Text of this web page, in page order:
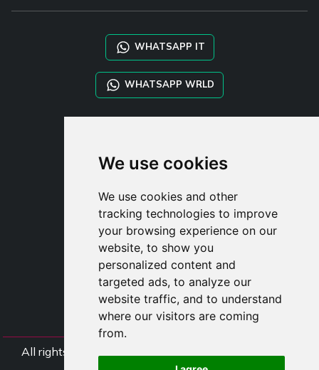
We use cookies
We use cookies and other
tracking technologies to improve
your browsing experience on our
website, to show you
personalized content and
targeted ads, to analyze our
website traffic, and to understand
where our visitors are coming
from.
WHATSAPP IT
WHATSAPP WRLD
TAYLOR MADE ORDERS
UŽIVATE
ZAREGISTROVA
PŘIHLÁSIT S
NÁKUPNÍ KOŠÍ
All rights Styliafoe s.r.l. © 2025 - DI IT15015641002